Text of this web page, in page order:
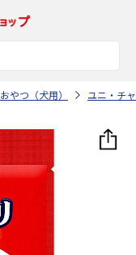
おやつ（犬用） ユニ・チ